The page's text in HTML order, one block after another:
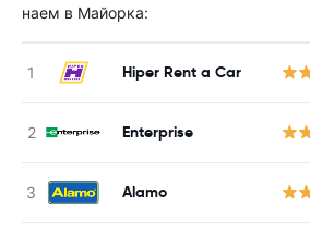
наем в Майорка:
Hiper Rent a Car
Enterprise
Alamo